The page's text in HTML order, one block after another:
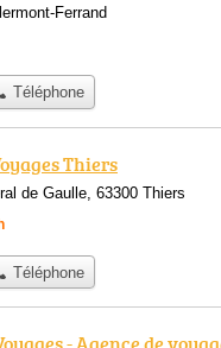
Ferrand
Téléphone
Thiers
de Gaulle, 63300 Thiers
Téléphone